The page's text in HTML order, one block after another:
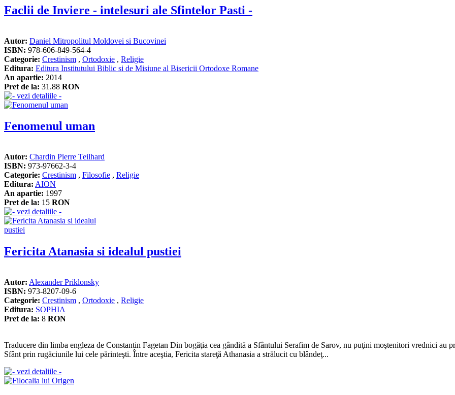
Faclii de Inviere - intelesuri ale Sfintelor Pasti -
Autor: Daniel Mitropolitul Moldovei si Bucovinei
ISBN: 978-606-849-564-4
Categorie: Crestinism , Ortodoxie , Religie
Editura: Editura Institutului Biblic si de Misiune al Bisericii Ortodoxe Romane
An apartie: 2014
Pret de la: 31.88 RON
Fenomenul uman
Autor: Chardin Pierre Teilhard
ISBN: 973-97662-3-4
Categorie: Crestinism , Filosofie , Religie
Editura: AION
An apartie: 1997
Pret de la: 15 RON
Fericita Atanasia si idealul pustiei
Autor: Alexander Priklonsky
ISBN: 973-8207-09-6
Categorie: Crestinism , Ortodoxie , Religie
Editura: SOPHIA
Pret de la: 8 RON
Traducere din limba engleza de Constantin Fagetan Din bogăţia cea gândită a Sfântului Serafim de Sarov, nu puţini moştenitori vrednici
Sfânt prin rugăciunile lui cele părinteşti. Între aceştia, Fericita stareţă Athanasia a strălucit cu blândeţ...